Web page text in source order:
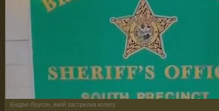
Ендрю Лоусон, який застрелив колегу